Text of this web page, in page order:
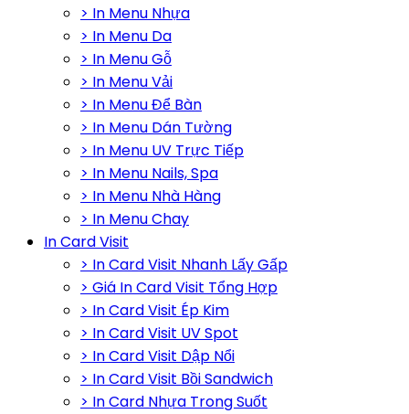
> In Menu Nhựa
> In Menu Da
> In Menu Gỗ
> In Menu Vải
> In Menu Để Bàn
> In Menu Dán Tường
> In Menu UV Trực Tiếp
> In Menu Nails, Spa
> In Menu Nhà Hàng
> In Menu Chay
In Card Visit
> In Card Visit Nhanh Lấy Gấp
> Giá In Card Visit Tổng Hợp
> In Card Visit Ép Kim
> In Card Visit UV Spot
> In Card Visit Dập Nổi
> In Card Visit Bồi Sandwich
> In Card Nhựa Trong Suốt